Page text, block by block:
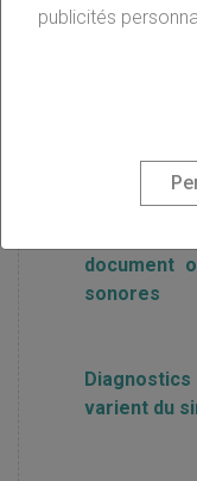
Électricité :
même
document
sonores
varient du
publicités